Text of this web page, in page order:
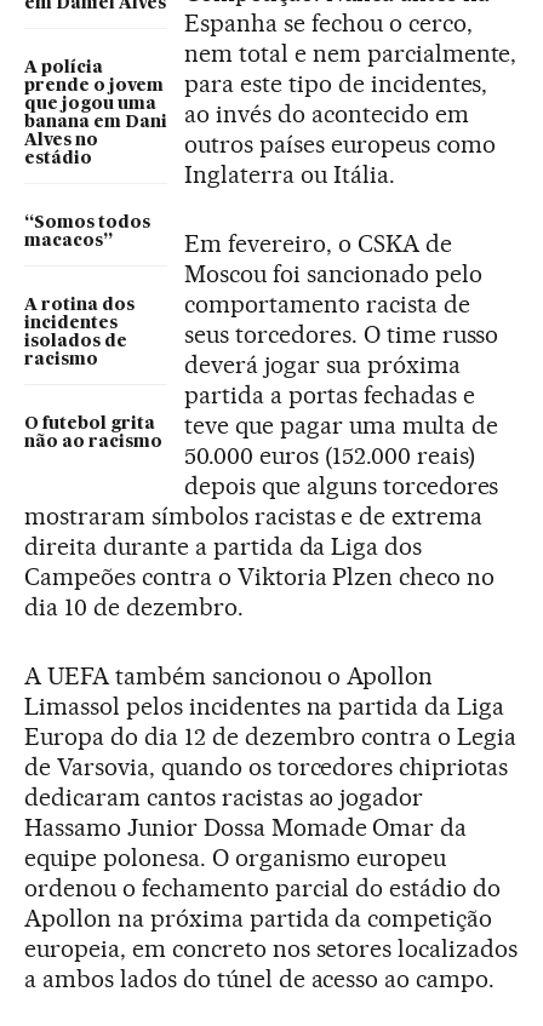
em Daniel Alves
A polícia
prende o jovem
que jogou uma
banana em Dani
Alves no
estádio
“Somos todos
macacos”
A rotina dos
incidentes
isolados de
racismo
O futebol grita
não ao racismo
Espanha se fechou o cerco,
nem total e nem parcialmente,
para este tipo de incidentes,
ao invés do acontecido em
outros países europeus como
Inglaterra ou Itália.
Em fevereiro, o CSKA de
Moscou foi sancionado pelo
comportamento racista de
seus torcedores. O time russo
deverá jogar sua próxima
partida a portas fechadas e
teve que pagar uma multa de
50.000 euros (152.000 reais)
depois que alguns torcedores
mostraram símbolos racistas e de extrema
direita durante a partida da Liga dos
Campeões contra o Viktoria Plzen checo no
dia 10 de dezembro.
A UEFA também sancionou o Apollon
Limassol pelos incidentes na partida da Liga
Europa do dia 12 de dezembro contra o Legia
de Varsovia, quando os torcedores chipriotas
dedicaram cantos racistas ao jogador
Hassamo Junior Dossa Momade Omar da
equipe polonesa. O organismo europeu
ordenou o fechamento parcial do estádio do
Apollon na próxima partida da competição
europeia, em concreto nos setores localizados
a ambos lados do túnel de acesso ao campo.